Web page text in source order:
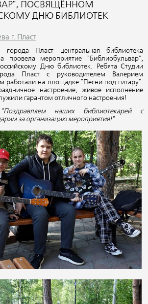
ПОСВЯЩЁННОМ
ДНЮ БИБЛИОТЕК
г. Пласт
Пласт центральная библиотека
провела мероприятие "Библиобульвар",
Дню библиотек. Ребята Студии
Пласт с руководителем Валерием
работали на площадке "Песни под гитару".
настроение, живое исполнение
гарантом отличного настроения!
"Поздравляем наших библиотекарей с
за организацию мероприятия!"